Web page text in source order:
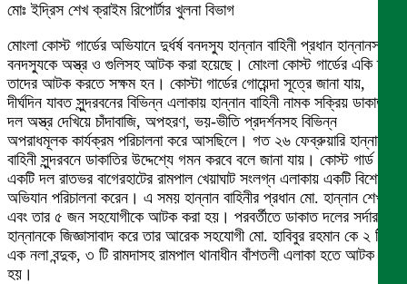
মোঃ ইদ্রিস শেখ ক্রাইম রিপোর্টার খুলনা বিভাগ
মোংলা কোস্ট গার্ডের অভিযানে দুর্ধর্ষ বনদস্যু হান্নান বাহিনী প্রধান হান্নানসহ ৭
বনদস্যুকে অস্ত্র ও গুলিসহ আটক করা হয়েছে। মোংলা কোস্ট গার্ডের একি দল
তাদের আটক করতে সক্ষম হন। কোস্টা গার্ডের গোয়েন্দা সূত্রে জানা যায়,
দীর্ঘদিন যাবত সুন্দরবনের বিভিন্ন এলাকায় হান্নান বাহিনী নামক সক্রিয় ডাকাত
দল অস্ত্র দেখিয়ে চাঁদাবাজি, অপহরণ, ভয়-ভীতি প্রদর্শনসহ বিভিন্ন
অপরাধমূলক কার্যক্রম পরিচালনা করে আসছিলে। গত ২৬ ফেব্রুয়ারি হান্নান
বাহিনী সুন্দরবনে ডাকাতির উদ্দেশ্যে গমন করবে বলে জানা যায়। কোস্ট গার্ড
একটি দল রাতভর বাগেরহাটের রামপাল খেয়াঘাট সংলগ্ন এলাকায় একটি বিশেষ
অভিযান পরিচালনা করেন। এ সময় হান্নান বাহিনীর প্রধান মো. হান্নান শেখ
এবং তার ৫ জন সহযোগীকে আটক করা হয়। পরবর্তীতে ডাকাত দলের সর্দার
হান্নানকে জিজ্ঞাসাবাদ করে তার আরেক সহযোগী মো. হাবিবুর রহমান কে ২ টি
এক নলা বন্দুক, ৩ টি রামদাসহ রামপাল থানাধীন বাঁশতলী এলাকা হতে আটক করা
হয়।